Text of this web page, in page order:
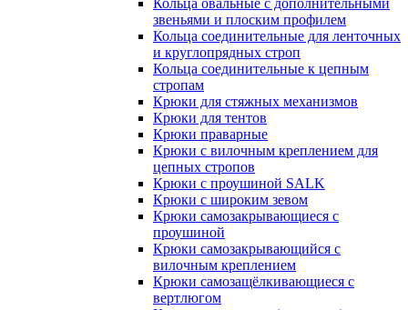
Кольца овальные с дополнительными
звеньями и плоским профилем
Кольца соединительные для ленточных
и круглопрядных строп
Кольца соединительные к цепным
стропам
Крюки для стяжных механизмов
Крюки для тентов
Крюки праварные
Крюки с вилочным креплением для
цепных стропов
Крюки с проушиной SALK
Крюки с широким зевом
Крюки самозакрывающиеся с
проушиной
Крюки самозакрывающийся с
вилочным креплением
Крюки самозащёлкивающиеся с
вертлюгом